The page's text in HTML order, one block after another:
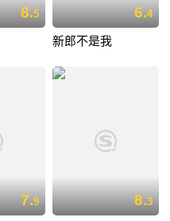
8.5 6.4
新郎不是我
7.9 8.3